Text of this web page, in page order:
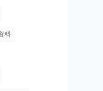
料